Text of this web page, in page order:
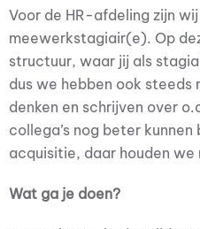
Voor de HR-afdeling zijn
meewerkstagiair(e). Op
structuur, waar jij als
dus we hebben ook steeds
denken en schrijven over
collega’s nog beter
acquisitie, daar houden we
Wat ga je doen?